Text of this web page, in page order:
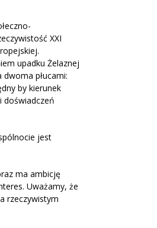
XXI
upadku Żelaznej
dwoma płucami:
by kierunek
doświadczeń
jest
ma ambicję
Uważamy, że
rzeczywistym